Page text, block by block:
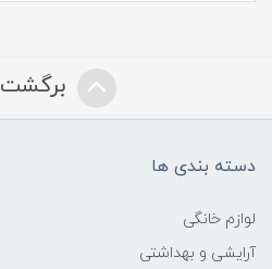
برگشت
دسته بندی ها
لوازم خانگی
آرایشی و بهداشتی